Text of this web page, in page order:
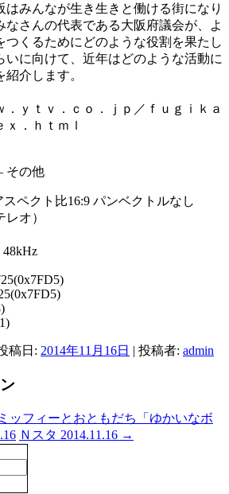
はみんなが生き生きと働ける街になり
なさんの代表である大阪府議会が、よ
つくるためにどのような役割を果たし
いに向けて、近年はどのような活動に
介します。
．ｙｔｖ．ｃｏ．ｊｐ／ｆｕｇｉｋａ
ｘ．ｈｔｍｌ
その他
スペクト比16:9 パンベクトルなし
オ）
稿日: 2014年11月16日 | 投稿者: admin
ッフィーとおともだち「ゆかいなボ
Ｎスタ 2014.11.16 →